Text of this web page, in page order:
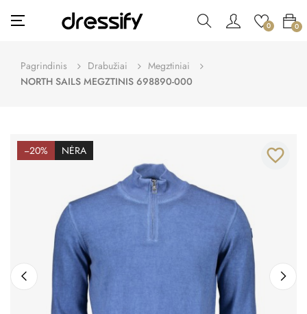
Toggle
navigation
☰ 0 0
Pagrindinis Drabužiai
Megztiniai
NORTH SAILS MEGZTINIS 698890-000
−20% NĖRA favorite_border